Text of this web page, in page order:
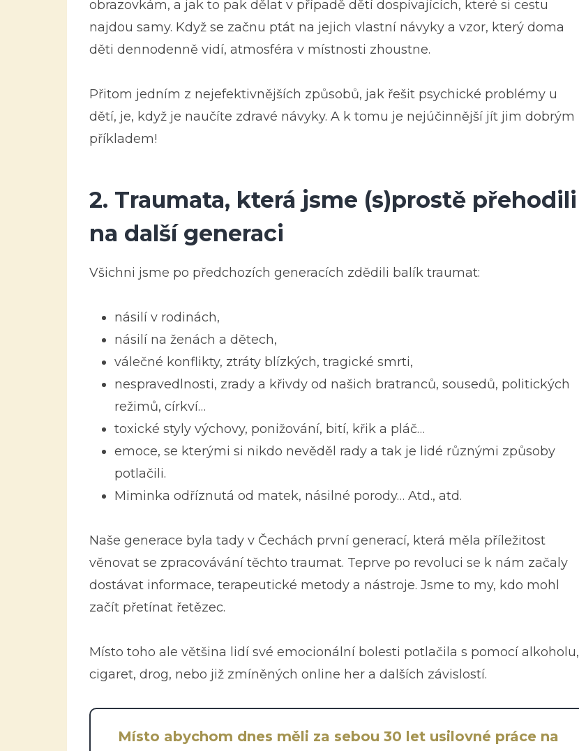
obrazovkám, a jak to pak dělat v případě dětí dospívajících, které si cestu
najdou samy. Když se začnu ptát na jejich vlastní návyky a vzor, který doma
děti dennodenně vidí, atmosféra v místnosti zhoustne.
Přitom jedním z nejefektivnějších způsobů, jak řešit psychické problémy u
dětí, je, když je naučíte zdravé návyky. A k tomu je nejúčinnější jít jim dobrým
příkladem!
2. Traumata, která jsme (s)prostě přehodili
na další generaci
Všichni jsme po předchozích generacích zdědili balík traumat:
násilí v rodinách,
násilí na ženách a dětech,
válečné konflikty, ztráty blízkých, tragické smrti,
nespravedlnosti, zrady a křivdy od našich bratranců, sousedů, politických
režimů, církví…
toxické styly výchovy, ponižování, bití, křik a pláč…
emoce, se kterými si nikdo nevěděl rady a tak je lidé různými způsoby
potlačili.
Miminka odříznutá od matek, násilné porody… Atd., atd.
Naše generace byla tady v Čechách první generací, která měla příležitost
věnovat se zpracovávání těchto traumat. Teprve po revoluci se k nám začaly
dostávat informace, terapeutické metody a nástroje. Jsme to my, kdo mohl
začít přetínat řetězec.
Místo toho ale většina lidí své emocionální bolesti potlačila s pomocí alkoholu,
cigaret, drog, nebo již zmíněných online her a dalších závislostí.
Místo abychom dnes měli za sebou 30 let usilovné práce na